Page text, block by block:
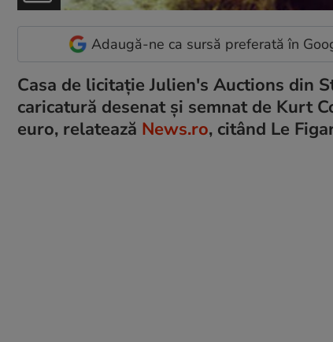
Adaugă-ne ca sursă preferată în
Casa de licitație Julien's Auctions din
caricatură desenat şi semnat de Kurt
euro, relatează News.ro, citând Le